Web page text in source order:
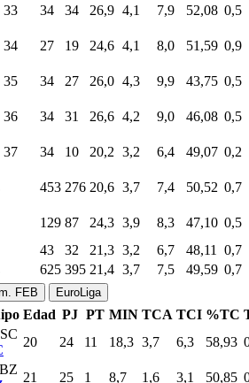
29 48 29 19,6 3,2 6,4 49,33 1,0
30 33 32 28,9 4,9 10,5 46,59 0,9
31 33 33 26,1 4,3 8,7 49,27 0,6
32 34 24 22,8 4,2 7,9 53,72 1,0
33 34 34 26,9 4,1 7,9 52,08 0,5
27 19 24,6 4,1 8,0 51,59 0,9
34 27 26,0 4,3 9,9 43,75 0,5
34 31 26,6 4,2 9,0 46,08 0,5
37 10 20,2